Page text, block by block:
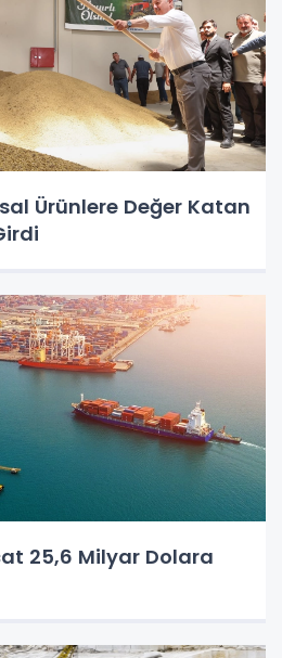
Ürünlere Değer Katan
25,6 Milyar Dolara